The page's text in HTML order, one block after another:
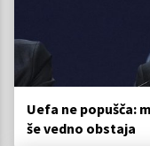
Uefa ne popušča:
še vedno obstaja